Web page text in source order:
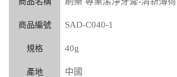
商品編號 SAD-C040-1
規格 40g
產地 中國